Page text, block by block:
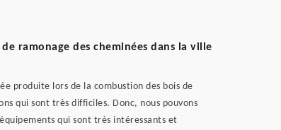
ramonage des cheminées dans la ville
produite lors de la combustion des bois de
qui sont très difficiles. Donc, nous pouvons
qui sont très intéressants et